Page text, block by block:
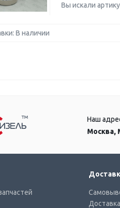
Вы искали
В наличии
Наш
Москва,